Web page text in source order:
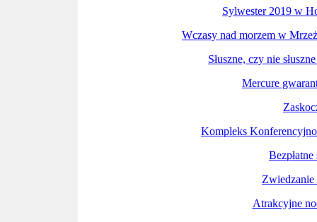
Sylwester 2019 w
Wczasy nad morzem w
Słuszne, czy nie
Mercure
Kompleks
Atrakcyjne